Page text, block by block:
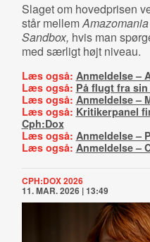
Slaget om hovedprisen
står mellemAmazomania
Sandbox, hvis man
med særligt højt niveau.
Læs også: Anmeldelse –
Læs også: På flugt fra
Læs også: Anmeldelse –
Læs også: Kritikerpanel
Cph:Dox
Læs også: Anmeldelse –
Læs også: Anmeldelse –
CPH:DOX 2026
11. MAR. 2026 | 13:49